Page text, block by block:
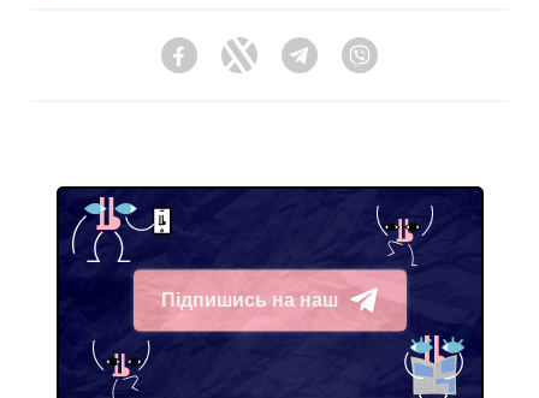
FacebookTwitter Telegram
Підпишись на наш
Telegram